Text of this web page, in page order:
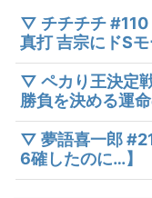
▽ チチチチ #110
真打 吉宗にドSモ
▽ ペカり王決定
勝負を決める運
▽ 夢語喜一郎
6確したのに…】